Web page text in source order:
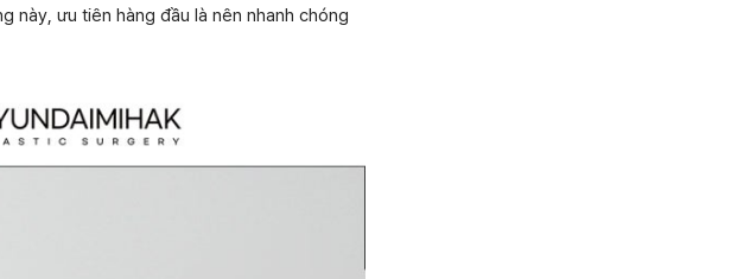
này, ưu tiên hàng đầu là nên nhanh chóng